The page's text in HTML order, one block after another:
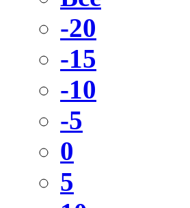
-20
-15
-10
-5
0
5